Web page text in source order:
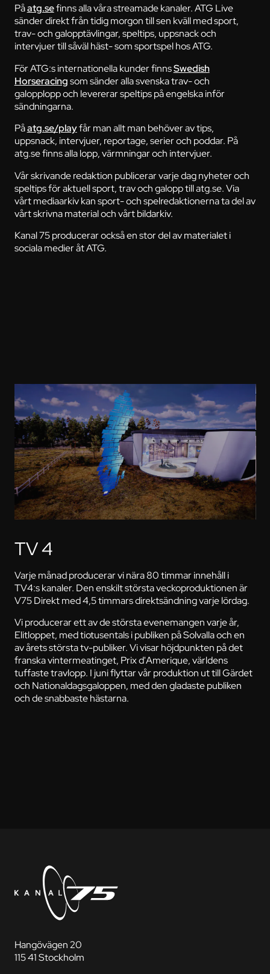
Påatg.sefinns alla våra streamade kanaler. ATG Live
sänder direkt från tidig morgon till sen kväll med sport,
trav- och galopptävlingar, speltips, uppsnack och
intervjuer till såväl häst- som sportspel hos ATG.
För ATG:s internationella kunder finnsSwedish
Horseracingsom sänder alla svenska trav- och
galopplopp och levererar speltips på engelska inför
sändningarna.
Påatg.se/playfår man allt man behöver av tips,
uppsnack, intervjuer, reportage, serier och poddar. På
atg.se finns alla lopp, värmningar och intervjuer.
Vår skrivande redaktion publicerar varje dag nyheter och
speltips för aktuell sport, trav och galopp till atg.se. Via
vårt mediaarkiv kan sport- och spelredaktionerna ta del av
vårt skrivna material och vårt bildarkiv.
Kanal 75 producerar också en stor del av materialet i
sociala medier åt ATG.
TV 4
Varje månad producerar vi nära 80 timmar innehåll i
TV4:s kanaler. Den enskilt största veckoproduktionen är
V75 Direkt med 4,5 timmars direktsändning varje lördag.
Vi producerar ett av de största evenemangen varje år,
Elitloppet, med tiotusentals i publiken på Solvalla och en
av årets största tv-publiker. Vi visar höjdpunkten på det
franska vintermeatinget, Prix d'Amerique, världens
tuffaste travlopp. I juni flyttar vår produktion ut till Gärdet
och Nationaldagsgaloppen, med den gladaste publiken
och de snabbaste hästarna.
Hangövägen 20
115 41 Stockholm